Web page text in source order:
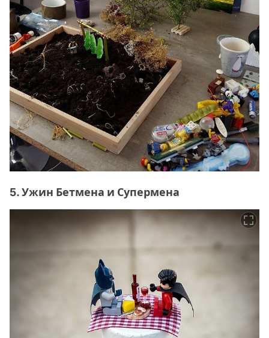
5. Ужин Бетмена и Супермена